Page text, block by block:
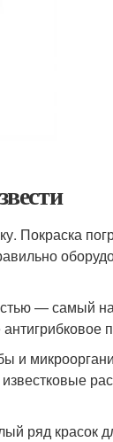
Покраска
— самый
и
ряд красок